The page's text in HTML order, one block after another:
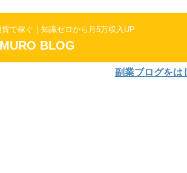
で稼ぐ｜知識ゼロから月5万収入UP
MURO BLOG
副業ブログをはじめ